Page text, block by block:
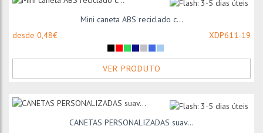
Mini caneta ABS reciclado c...
desde 0,48€
XDP611-19
VER PRODUTO
CANETAS PERSONALIZADAS suav...